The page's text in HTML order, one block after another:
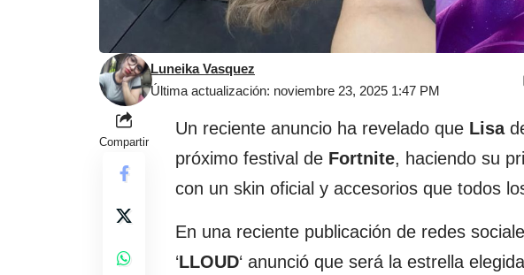
Última actualización: noviembre 23, 2025 1:47 PM
Luneika Vasquez
Compartir
Un reciente anuncio ha revelado que Lisa
próximo festival de Fortnite, haciendo su
con un skin oficial y accesorios que todos
En una reciente publicación de redes
‘LLOUD‘ anunció que será la estrella